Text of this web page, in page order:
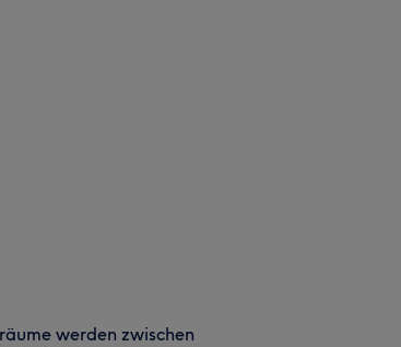
werden zwischen